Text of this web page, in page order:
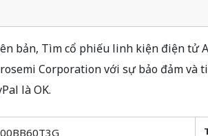
bản, Tìm cổ phiếu linh kiện điện tử
Corporation với sự bảo đảm và
là OK.